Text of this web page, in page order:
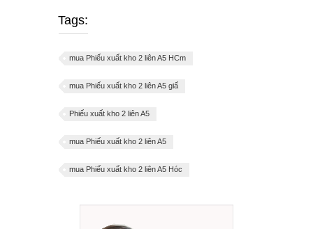
Tags:
mua Phiếu xuất kho 2 liên A5 HCm
mua Phiếu xuất kho 2 liên A5 giấ
Phiếu xuất kho 2 liên A5
mua Phiếu xuất kho 2 liên A5
mua Phiếu xuất kho 2 liên A5 Hóc